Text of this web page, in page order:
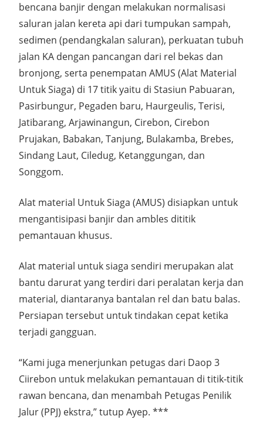
bencana banjir dengan melakukan normalisasi
saluran jalan kereta api dari tumpukan sampah,
sedimen (pendangkalan saluran), perkuatan tubuh
jalan KA dengan pancangan dari rel bekas dan
bronjong, serta penempatan AMUS (Alat Material
Untuk Siaga) di 17 titik yaitu di Stasiun Pabuaran,
Pasirbungur, Pegaden baru, Haurgeulis, Terisi,
Jatibarang, Arjawinangun, Cirebon, Cirebon
Prujakan, Babakan, Tanjung, Bulakamba, Brebes,
Sindang Laut, Ciledug, Ketanggungan, dan
Songgom.
Alat material Untuk Siaga (AMUS) disiapkan untuk
mengantisipasi banjir dan ambles dititik
pemantauan khusus.
Alat material untuk siaga sendiri merupakan alat
bantu darurat yang terdiri dari peralatan kerja dan
material, diantaranya bantalan rel dan batu balas.
Persiapan tersebut untuk tindakan cepat ketika
terjadi gangguan.
“Kami juga menerjunkan petugas dari Daop 3
Ciirebon untuk melakukan pemantauan di titik-titik
rawan bencana, dan menambah Petugas Penilik
Jalur (PPJ) ekstra,” tutup Ayep. ***